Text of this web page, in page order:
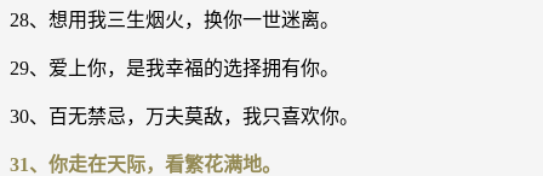
28、想用我三生烟火，换你一世迷离。
29、爱上你，是我幸福的选择拥有你。
30、百无禁忌，万夫莫敌，我只喜欢你。
31、你走在天际，看繁花满地。